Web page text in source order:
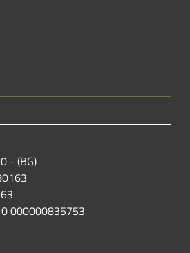
- (BG)
000000835753